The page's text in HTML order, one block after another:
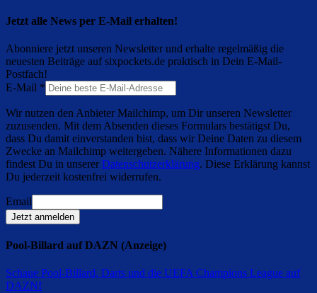
Jetzt alle News per E-Mail erhalten!
Abonniere jetzt unseren Newsletter und erhalte regelmäßig die
neuesten Beiträge auf sixpockets.de praktisch in Dein E-Mail-
Postfach!
E-Mail *
Wir nutzen den Anbieter Mailchimp, um Dir unseren Newsletter
zuzusenden. Mit dem Absenden dieses Formulars bestätigst Du,
dass Du damit einverstanden bist, dass wir Deine Daten zu diesem
Zwecke an Mailchimp weitergeben. Nähere Informationen dazu
findest Du in unsererDatenschutzerklärung. Diese Erklärung kannst
Du jederzeit kostenfrei widerrufen.
Email
Jetzt anmelden
Pool-Billard auf DAZN (Anzeige)
Schaue Pool-Billard, Darts und die UEFA Champions League auf
DAZN!